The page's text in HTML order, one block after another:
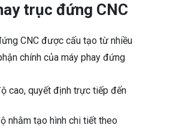
trục đứng CNC
CNC được cấu tạo từ nhiều
chính của máy phay đứng
cao, quyết định trực tiếp đến
nhằm tạo hình chi tiết theo